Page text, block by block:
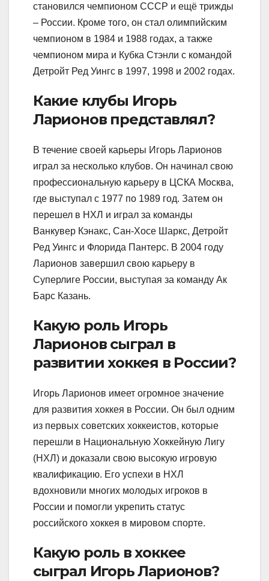
становился чемпионом СССР и ещё трижды
– России. Кроме того, он стал олимпийским
чемпионом в 1984 и 1988 годах, а также
чемпионом мира и Кубка Стэнли с командой
Детройт Ред Уингс в 1997, 1998 и 2002 годах.
Какие клубы Игорь
Ларионов представлял?
В течение своей карьеры Игорь Ларионов
играл за несколько клубов. Он начинал свою
профессиональную карьеру в ЦСКА Москва,
где выступал с 1977 по 1989 год. Затем он
перешел в НХЛ и играл за команды
Ванкувер Кэнакс, Сан-Хосе Шаркс, Детройт
Ред Уингс и Флорида Пантерс. В 2004 году
Ларионов завершил свою карьеру в
Суперлиге России, выступая за команду Ак
Барс Казань.
Какую роль Игорь
Ларионов сыграл в
развитии хоккея в России?
Игорь Ларионов имеет огромное значение
для развития хоккея в России. Он был одним
из первых советских хоккеистов, которые
перешли в Национальную Хоккейную Лигу
(НХЛ) и доказали свою высокую игровую
квалификацию. Его успехи в НХЛ
вдохновили многих молодых игроков в
России и помогли укрепить статус
российского хоккея в мировом спорте.
Какую роль в хоккее
сыграл Игорь Ларионов?